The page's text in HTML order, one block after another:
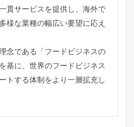
貫サービスを提供し、海外で
様な業種の幅広い要望に応え
念である「フードビジネスの
基に、世界のフードビジネス
トする体制をより一層拡充し